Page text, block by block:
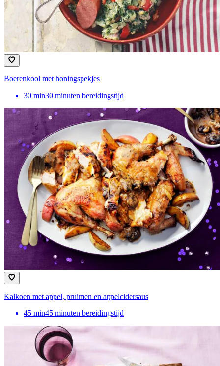
Boerenkool met honingspekjes
30 min30 minuten bereidingstijd
Kalkoen met appel, pruimen en appelcidersaus
45 min45 minuten bereidingstijd